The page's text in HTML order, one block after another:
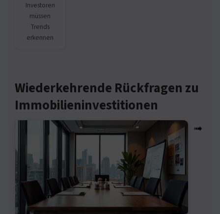
Investoren
müssen
Trends
erkennen
Wiederkehrende Rückfragen zu
Immobilieninvestitionen
➟